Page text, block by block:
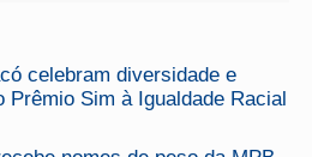
celebram diversidade e
Prêmio Sim à Igualdade Racial